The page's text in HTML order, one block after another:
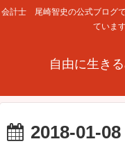
会計士 尾崎智史の公式ブログ
ていま
自由に生き
2018-01-08